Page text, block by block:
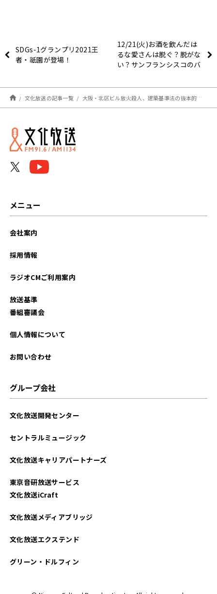
SDGs-1グランプリ2021王
者・祇園が登場！
12/21(火)お酒を飲んだは
るな愛さんは脱ぐ？脱がな
い？サンフランシスコのバ
ス！？
文化放送の記事一覧 大阪・北区ビル放火殺人、建築基準法の抜本的改正を！ ～12月20日（月）ニュースワイドSAKIDORI！
メニュー
会社案内
採用情報
ラジオCMご利用案内
放送基準
番組審議会
個人情報について
お問い合わせ
グループ会社
文化放送開発センター
セントラルミュージック
文化放送キャリアパートナーズ
東京音研放送サービス
文化放送iCraft
文化放送メディアブリッジ
文化放送エクステンド
グリーン・ドルフィン